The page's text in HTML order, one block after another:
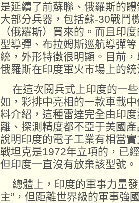
是延續了前蘇聯、俄羅斯的
大部分兵器，包括蘇-30戰鬥
（俄羅斯）買來的。而且印
型導彈、布拉姆斯巡航導彈
統，外形特徵很明顯。目前
俄羅斯在印度軍火市場上的
在這次閱兵式上印度的一
如，彩排中亮相的一款車載
料介紹，這種雷達完全由印
離、探測精度都不亞于美國
說明印度的電子工業有相當
戰坦克是1972年立項的，已
但印度一直沒有放棄該型號。
總體上，印度的軍事力量發
主”，但距離世界級的軍事強